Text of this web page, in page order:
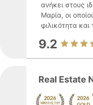
ανήκει στους
Μαρία, οι
φιλικότητα και
9.2
Real Estate